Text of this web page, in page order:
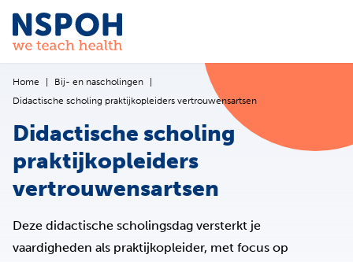
Ga naar de inhoud
Home
Bij- en nascholingen
Didactische scholing praktijkopleiders vertrouwensartsen
Didactische scholing
praktijkopleiders
vertrouwensartsen
Deze didactische scholingsdag versterkt je
vaardigheden als praktijkopleider, met focus op